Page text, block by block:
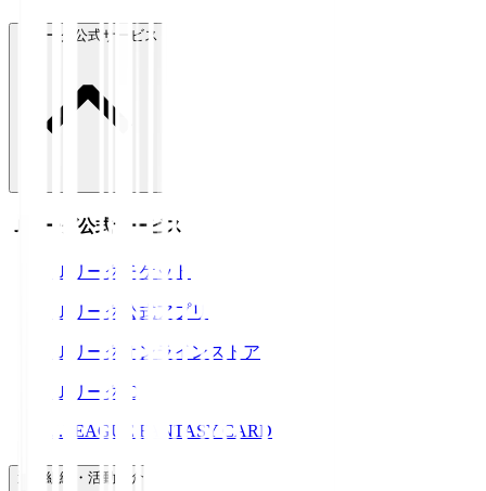
Ｊリーグ公式サービス
Ｊリーグ公式サービス
Ｊリーグチケット
Ｊリーグ公式アプリ
Ｊリーグオンラインストア
ＪリーグID
J.LEAGUE FANTASY CARD
運営組織・活動紹介